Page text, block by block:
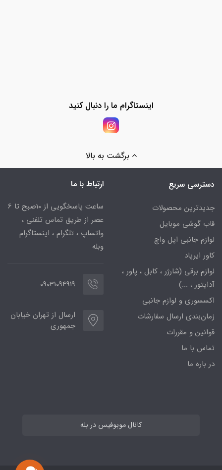
اینستاگرام ما را دنبال کنید
برگشت به بالا
دسترسی سریع
جدیدترین محصولات
قاب گوشی موبایل
لوازم جانبی اپل واچ
کاور ایرپاد
لوازم برقی (شارژر ، کابل ، پاور ،
آداپتور ، ...)
اکسسوری و لوازم جانبی
زمان‌بندی ارسال سفارشات
قوانین و مقررات
تماس با ما
در باره ما
ارتباط با ما
ساعت پاسخگویی از 10صبح تا 6
عصر از طریق تماس تلفنی ،
واتساپ ، تلگرام ، اینستاگرام
وبله
09031094919
ارسال از تهران خیابان
جمهوری
کانال موبوفیس در بله